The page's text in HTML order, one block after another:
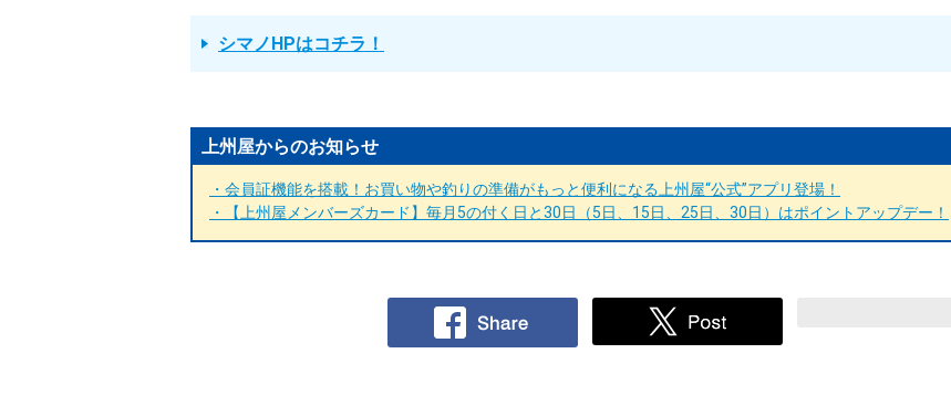
シマノHPはコチラ！
上州屋からのお知らせ
・会員証機能を搭載！お買い物や釣りの準備がもっと便利になる上州屋“公式”アプリ登場！
・【上州屋メンバーズカード】毎月5の付く日と30日（5日、15日、25日、30日）はポイントアップデー！